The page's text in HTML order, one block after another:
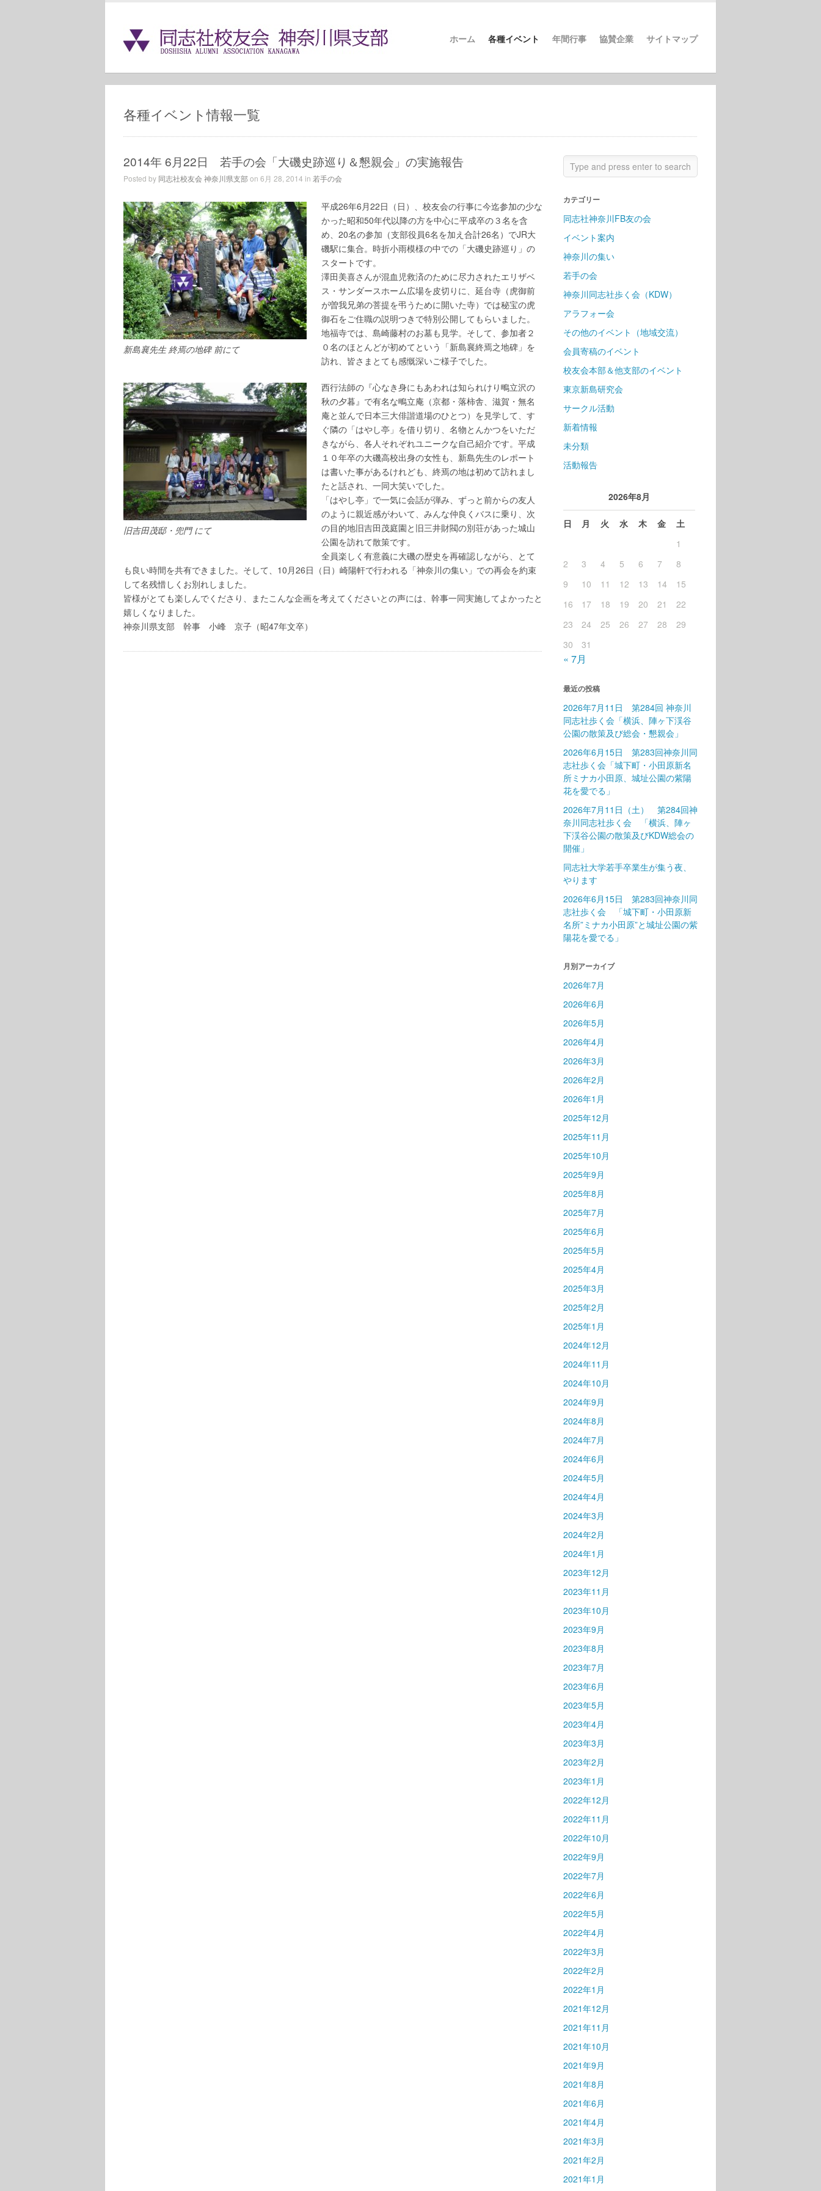
ホーム 各種イベント 年間行事 協賛企業 サイトマップ
各種イベント情報一覧
2014年 6月22日 若手の会「大磯史跡巡り＆懇親会」の実施報告
Posted by 同志社校友会 神奈川県支部on 6月 28, 2014 in 若手の会
新島襄先生 終焉の地碑 前にて
平成26年6月22日（日）、校友会の行事に今迄参加の少な
かった昭和50年代以降の方を中心に平成卒の３名を含
め、20名の参加（支部役員6名を加え合計26名）でJR大
磯駅に集合。時折小雨模様の中での「大磯史跡巡り」の
スタートです。
澤田美喜さんが混血児救済のために尽力されたエリザベ
ス・サンダースホーム広場を皮切りに、延台寺（虎御前
が曽我兄弟の菩提を弔うために開いた寺）では秘宝の虎
御石をご住職の説明つきで特別公開してもらいました。
地福寺では、島崎藤村のお墓も見学。そして、参加者２
０名のほとんどが初めてという「新島襄終焉之地碑」を
訪れ、皆さまとても感慨深いご様子でした。
旧吉田茂邸・兜門 にて
西行法師の『心なき身にもあわれは知られけり鴫立沢の
秋の夕暮』で有名な鴫立庵（京都・落柿舎、滋賀・無名
庵と並んで日本三大俳諧道場のひとつ）を見学して、す
ぐ隣の「はやし亭」を借り切り、名物とんかつをいただ
きながら、各人それぞれユニークな自己紹介です。平成
１０年卒の大磯高校出身の女性も、新島先生のレポート
は書いた事があるけれども、終焉の地は初めて訪れまし
たと話され、一同大笑いでした。
「はやし亭」で一気に会話が弾み、ずっと前からの友人
のように親近感がわいて、みんな仲良くバスに乗り、次
の目的地旧吉田茂庭園と旧三井財閥の別荘があった城山
公園を訪れて散策です。
全員楽しく有意義に大磯の歴史を再確認しながら、とて
も良い時間を共有できました。そして、10月26日（日）崎陽軒で行われる「神奈川の集い」での再会を約束
して名残惜しくお別れしました。
皆様がとても楽しんでくださり、またこんな企画を考えてくださいとの声には、幹事一同実施してよかったと
嬉しくなりました。
神奈川県支部 幹事 小峰 京子（昭47年文卒）
カテゴリー
同志社神奈川FB友の会
イベント案内
神奈川の集い
若手の会
神奈川同志社歩く会（KDW）
アラフォー会
その他のイベント（地域交流）
会員寄稿のイベント
校友会本部＆他支部のイベント
東京新島研究会
サークル活動
新着情報
未分類
活動報告
2026年8月
日 月 火 水 木 金
土
1
2
3 4 5 6 7
8
9
10 11 12 13 14
15
16
17 18 19 20 21
22
23
24 25 26 27 28
29
30
31
« 7月
最近の投稿
2026年7月11日 第284回 神奈川
同志社歩く会「横浜、陣ヶ下渓谷
公園の散策及び総会・懇親会」
2026年6月15日 第283回神奈川同
志社歩く会「城下町・小田原新名
所ミナカ小田原、城址公園の紫陽
花を愛でる」
2026年7月11日（土） 第284回神
奈川同志社歩く会 「横浜、陣ヶ
下渓谷公園の散策及びKDW総会の
開催」
同志社大学若手卒業生が集う夜、
やります
2026年6月15日 第283回神奈川同
志社歩く会 「城下町・小田原新
名所”ミナカ小田原”と城址公園の紫
陽花を愛でる」
月別アーカイブ
2026年7月
2026年6月
2026年5月
2026年4月
2026年3月
2026年2月
2026年1月
2025年12月
2025年11月
2025年10月
2025年9月
2025年8月
2025年7月
2025年6月
2025年5月
2025年4月
2025年3月
2025年2月
2025年1月
2024年12月
2024年11月
2024年10月
2024年9月
2024年8月
2024年7月
2024年6月
2024年5月
2024年4月
2024年3月
2024年2月
2024年1月
2023年12月
2023年11月
2023年10月
2023年9月
2023年8月
2023年7月
2023年6月
2023年5月
2023年4月
2023年3月
2023年2月
2023年1月
2022年12月
2022年11月
2022年10月
2022年9月
2022年7月
2022年6月
2022年5月
2022年4月
2022年3月
2022年2月
2022年1月
2021年12月
2021年11月
2021年10月
2021年9月
2021年8月
2021年6月
2021年4月
2021年3月
2021年2月
2021年1月